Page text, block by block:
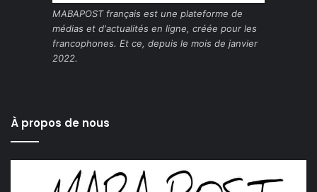
MABAPOST français est une plateforme de
médias et d'actualités en ligne, créée pour les
francophones. Et ce, depuis le mois de janvier
2022.
À propos de nous